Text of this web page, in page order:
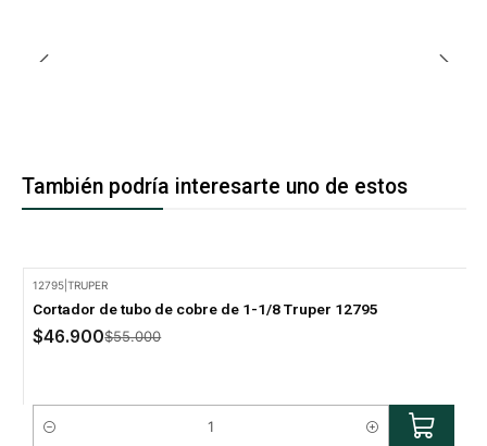
También podría interesarte uno de estos
12795 |TRUPER
Cortador de tubo de cobre de 1-1/8 Truper 12795
$46.900$55.000
Cantidad